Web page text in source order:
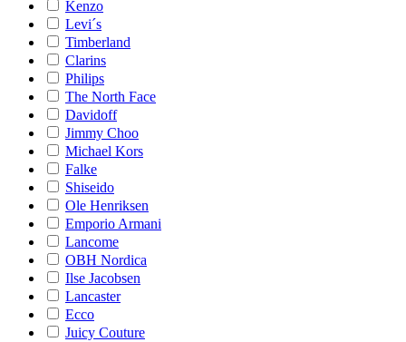
Kenzo
Levi´s
Timberland
Clarins
Philips
The North Face
Davidoff
Jimmy Choo
Michael Kors
Falke
Shiseido
Ole Henriksen
Emporio Armani
Lancome
OBH Nordica
Ilse Jacobsen
Lancaster
Ecco
Juicy Couture